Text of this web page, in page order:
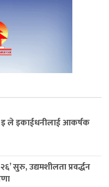
ले इकाईधनीलाई आकर्षक
सुरु, उद्यमशीलता प्रवर्द्धन